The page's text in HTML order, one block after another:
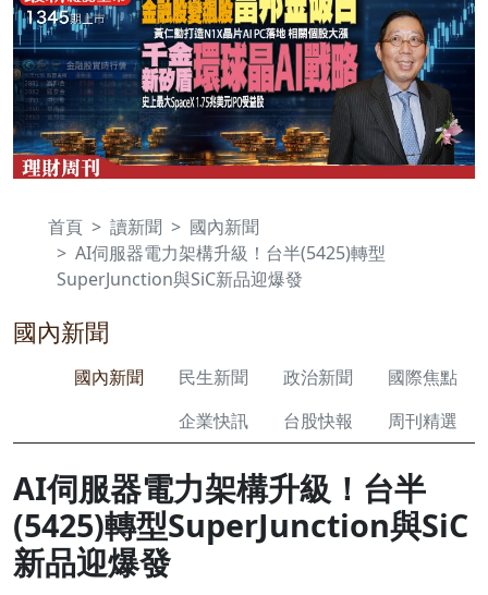
首頁 讀新聞
國內新聞
AI伺服器電力架構升級！台半(5425)轉型
SuperJunction與SiC新品迎爆發
國內新聞
國內新聞 民生新聞 政治新聞
國際焦點
企業快訊
台股快報 周刊精選
AI伺服器電力架構升級！台半
(5425)轉型SuperJunction與SiC
新品迎爆發